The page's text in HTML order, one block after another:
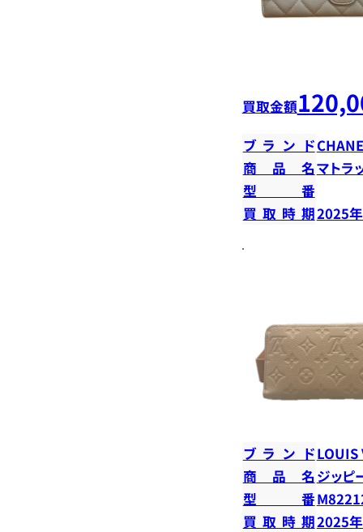
買取金額
ブランド
商品名マト
型番
買取時期2025
ブランドLOUIS
商品名 ジッピ
型番
買取時期2025